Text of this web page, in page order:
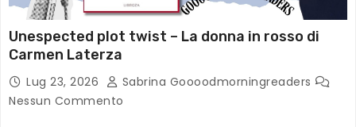
Unespected plot twist – La donna in rosso di
Carmen Laterza
Lug 23, 2026
Sabrina Goooodmorningreaders
Nessun Commento